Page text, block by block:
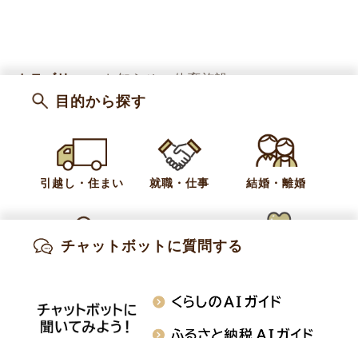
カテゴリー お知らせ
体育施設
プレスリリース
お問い合わせ
電話:
026-214-9111
目的から探す
引越し・住まい 就職・仕事 結婚・離婚
チャットボットに質問する